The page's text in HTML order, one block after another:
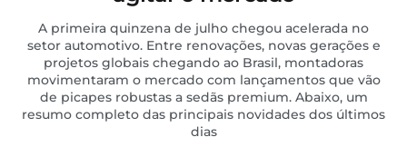
A primeira quinzena de julho chegou acelerada no
setor automotivo. Entre renovações, novas gerações e
projetos globais chegando ao Brasil, montadoras
movimentaram o mercado com lançamentos que vão
de picapes robustas a sedãs premium. Abaixo, um
resumo completo das principais novidades dos últimos
dias